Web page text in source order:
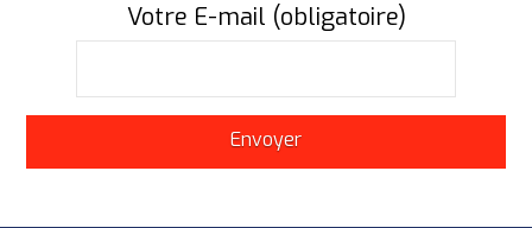
Votre E-mail (obligatoire)